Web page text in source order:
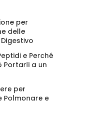
per
delle
e Perché
Portarli a un
per
Polmonare e